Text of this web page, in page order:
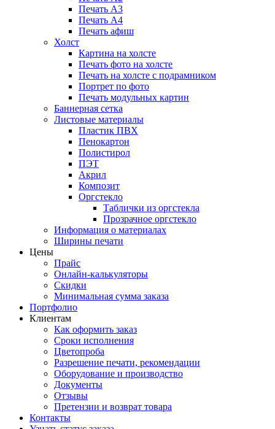
Печать А3
Печать А4
Печать афиш
Холст
Картина на холсте
Печать фото на холсте
Печать на холсте с подрамником
Портрет по фото
Печать модульных картин
Баннерная сетка
Листовые материалы
Пластик ПВХ
Пенокартон
Полистирол
ПЭТ
Акрил
Композит
Оргстекло
Таблички из оргстекла
Прозрачное оргстекло
Информация о материалах
Ширины печати
Цены
Прайс
Онлайн-калькуляторы
Скидки
Минимальная сумма заказа
Портфолио
Клиентам
Как оформить заказ
Сроки исполнения
Цветопроба
Разрешение печати, рекомендации
Оборудование и производство
Документы
Отзывы
Претензии и возврат товара
Контакты